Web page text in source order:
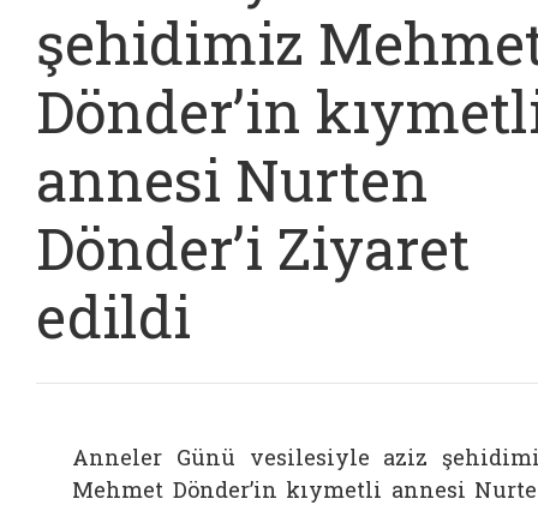
şehidimiz
Dönder’in
annesi Nurten
Dönder’i Ziyaret
edildi
Anneler Günü vesilesiyle aziz
Mehmet Dönder’in kıymetli annesi